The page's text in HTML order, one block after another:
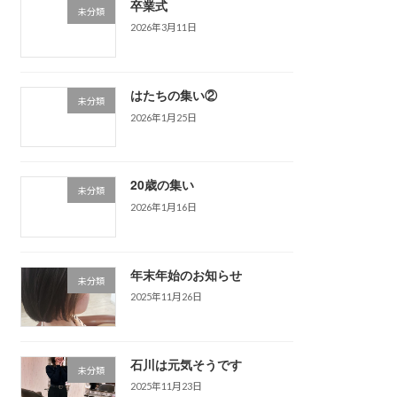
未分類 卒業式
2026年3月11日
未分類 はたちの集い②
2026年1月25日
未分類 20歳の集い
2026年1月16日
未分類 年末年始のお知らせ
2025年11月26日
未分類 石川は元気そうです
2025年11月23日